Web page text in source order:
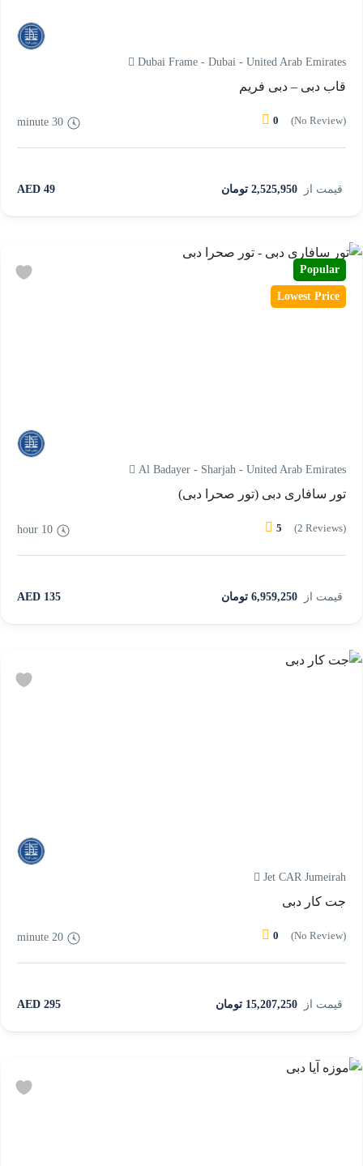
Dubai Frame - Dubai - United Arab Emirates
قاب دبی – دبی فریم
0 (No Review)
قیمت از 2,525,950 تومان 49 AED
30 minute
Popular
Lowest Price
Al Badayer - Sharjah - United Arab Emirates
تور سافاری دبی (تور صحرا دبی)
5 (2 Reviews)
قیمت از 6,959,250 تومان 135 AED
10 hour
Jet CAR Jumeirah
جت کار دبی
0 (No Review)
قیمت از 15,207,250 تومان 295 AED
20 minute